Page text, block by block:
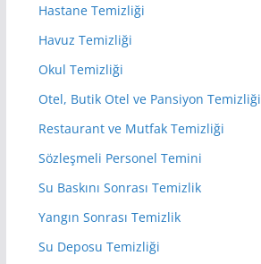
Hastane Temizliği
Havuz Temizliği
Okul Temizliği
Otel, Butik Otel ve Pansiyon Temizliği
Restaurant ve Mutfak Temizliği
Sözleşmeli Personel Temini
Su Baskını Sonrası Temizlik
Yangın Sonrası Temizlik
Su Deposu Temizliği